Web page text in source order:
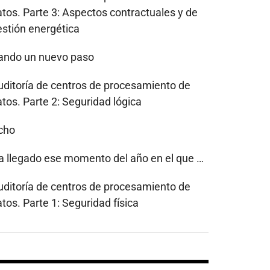
Parte 3: Aspectos contractuales y de
energética
un nuevo paso
de centros de procesamiento de
Parte 2: Seguridad lógica
llegado ese momento del año en el que …
de centros de procesamiento de
Parte 1: Seguridad física